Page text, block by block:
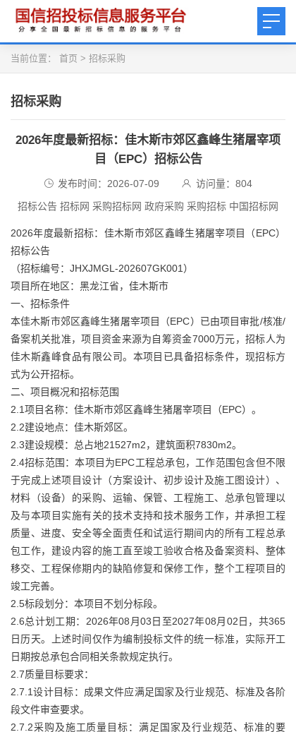
当前位置： 首页 > 招标采购
招标采购
2026年度最新招标：佳木斯市郊区鑫峰生猪屠宰项
目（EPC）招标公告
发布时间：2026-07-09 访问量： 804
招标公告 招标网 采购招标网 政府采购 采购招标 中国招标网
2026年度最新招标：佳木斯市郊区鑫峰生猪屠宰项目（EPC）
招标公告
（招标编号：JHXJMGL‑202607GK001）
项目所在地区：黑龙江省，佳木斯市
一、招标条件
本佳木斯市郊区鑫峰生猪屠宰项目（EPC）已由项目审批/核准/
备案机关批准，项目资金来源为自筹资金7000万元，招标人为
佳木斯鑫峰食品有限公司。本项目已具备招标条件，现招标方
式为公开招标。
二、项目概况和招标范围
2.1项目名称：佳木斯市郊区鑫峰生猪屠宰项目（EPC）。
2.2建设地点：佳木斯郊区。
2.3建设规模：总占地21527m2，建筑面积7830m2。
2.4招标范围：本项目为EPC工程总承包，工作范围包含但不限
于完成上述项目设计（方案设计、初步设计及施工图设计）、
材料（设备）的采购、运输、保管、工程施工、总承包管理以
及与本项目实施有关的技术支持和技术服务工作，并承担工程
质量、进度、安全等全面责任和试运行期间内的所有工程总承
包工作，建设内容的施工直至竣工验收合格及备案资料、整体
移交、工程保修期内的缺陷修复和保修工作，整个工程项目的
竣工完善。
2.5标段划分：本项目不划分标段。
2.6总计划工期：2026年08月03日至2027年08月02日，共365
日历天。上述时间仅作为编制投标文件的统一标准，实际开工
日期按总承包合同相关条款规定执行。
2.7质量目标要求：
2.7.1设计目标：成果文件应满足国家及行业规范、标准及各阶
段文件审查要求。
2.7.2采购及施工质量目标：满足国家及行业规范、标准的要